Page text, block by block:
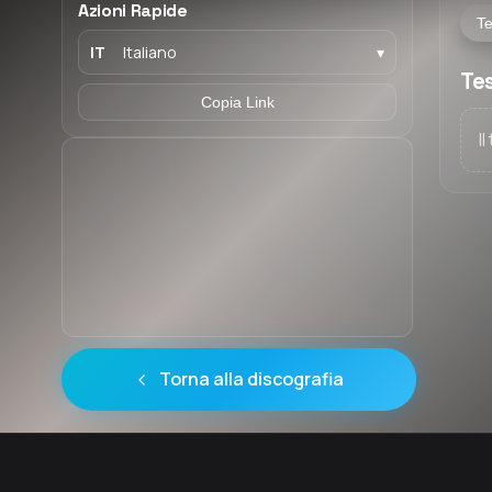
Azioni Rapide
IT Italiano ▾
Copia Link
Torna alla discografia